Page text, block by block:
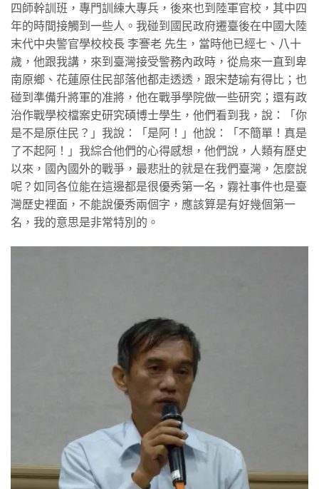
四師幹訓班，專門訓練大專兵，後來也到陸軍官校，其中四
年的時間接觸到一些人。我碰到國民政府遷臺後在中國大陸
末代中央警官學校校長 李謇老 先生，當時他已經七、八十
歲，他跟我講，來到臺灣接受警務內政時，從烏來一直到卑
南原鄉、花蓮原住民部落他都走透透，跟宋楚瑜有得比；也
碰到準備升將軍的准將，他在戰爭學院做一些研究；還有政
治作戰學校檔案史研究碩博士學生，他們看到我，說：「你
是不是原住民？」我說：「是阿！」他說：「不簡單！真是
了不起阿！」我綜合他們的心得感想，他們說，人類有歷史
以來，國內國外的戰爭，最悲壯的就是在我們臺灣，怎麼說
呢？如同各位能在這邊都是很優秀第一名，霧社事件也是臺
灣歷史裡面，不能說優秀兩個字，應該算是有好幾個第一
名，我的意思是非常特別的。